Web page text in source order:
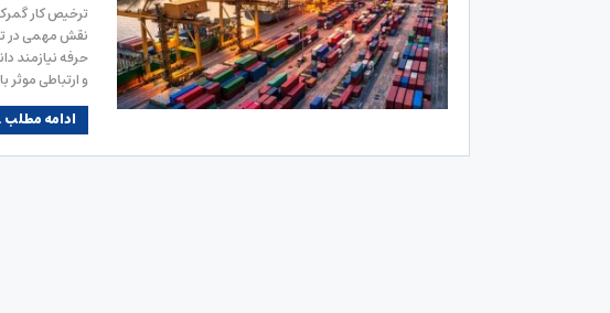
ترخیص کار
نقش مهمی در
حرفه نیازمند
و ارتباطی موثر
ادامه مطلب